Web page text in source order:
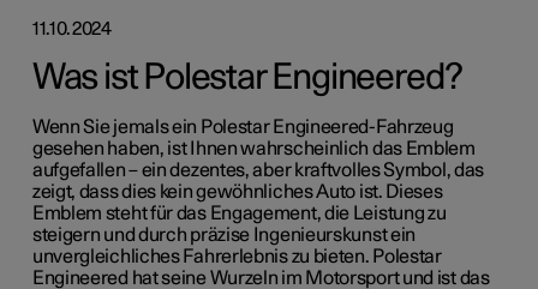
11.10.2024
Was ist Polestar Engineered?
Wenn Sie jemals ein Polestar Engineered-Fahrzeug
gesehen haben, ist Ihnen wahrscheinlich das Emblem
aufgefallen – ein dezentes, aber kraftvolles Symbol, das
zeigt, dass dies kein gewöhnliches Auto ist. Dieses
Emblem steht für das Engagement, die Leistung zu
steigern und durch präzise Ingenieurskunst ein
unvergleichliches Fahrerlebnis zu bieten. Polestar
Engineered hat seine Wurzeln im Motorsport und ist das